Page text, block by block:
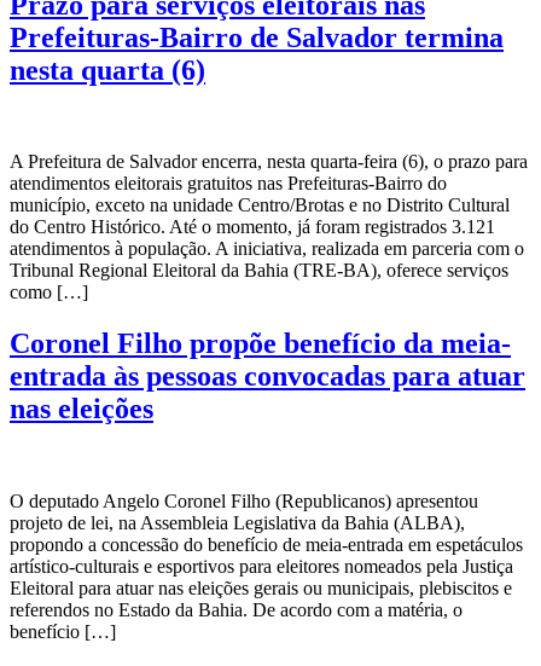
Prefeituras-Bairro de Salvador termina
nesta quarta (6)
A Prefeitura de Salvador encerra, nesta quarta-feira (6), o prazo para
atendimentos eleitorais gratuitos nas Prefeituras-Bairro do
município, exceto na unidade Centro/Brotas e no Distrito Cultural
do Centro Histórico. Até o momento, já foram registrados 3.121
atendimentos à população. A iniciativa, realizada em parceria com o
Tribunal Regional Eleitoral da Bahia (TRE-BA), oferece serviços
como […]
Coronel Filho propõe benefício da meia-
entrada às pessoas convocadas para atuar
nas eleições
O deputado Angelo Coronel Filho (Republicanos) apresentou
projeto de lei, na Assembleia Legislativa da Bahia (ALBA),
propondo a concessão do benefício de meia-entrada em espetáculos
artístico-culturais e esportivos para eleitores nomeados pela Justiça
Eleitoral para atuar nas eleições gerais ou municipais, plebiscitos e
referendos no Estado da Bahia. De acordo com a matéria, o
benefício […]